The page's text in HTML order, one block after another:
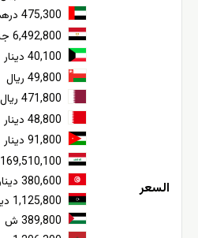
السعر
475,300 درهم
6,492,800 جنيه
40,100 دينار
49,800 ريال
471,800 ريال
48,800 دينار
91,800 دينار
169,510,100 دينار
380,600 دينار
1,125,800 دينار
389,800 ش